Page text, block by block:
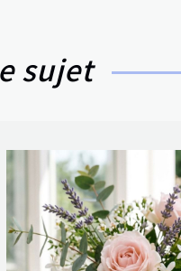
sujet